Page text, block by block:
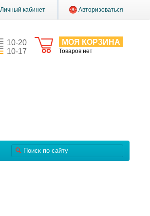
Личный кабинет Авторизоваться
МОЯ КОРЗИНА
Товаров нет
10-20
10-17